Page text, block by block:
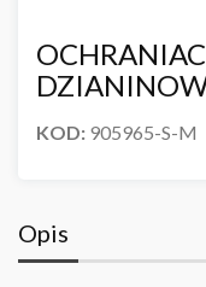
KOD: 905965-S-M
Opis